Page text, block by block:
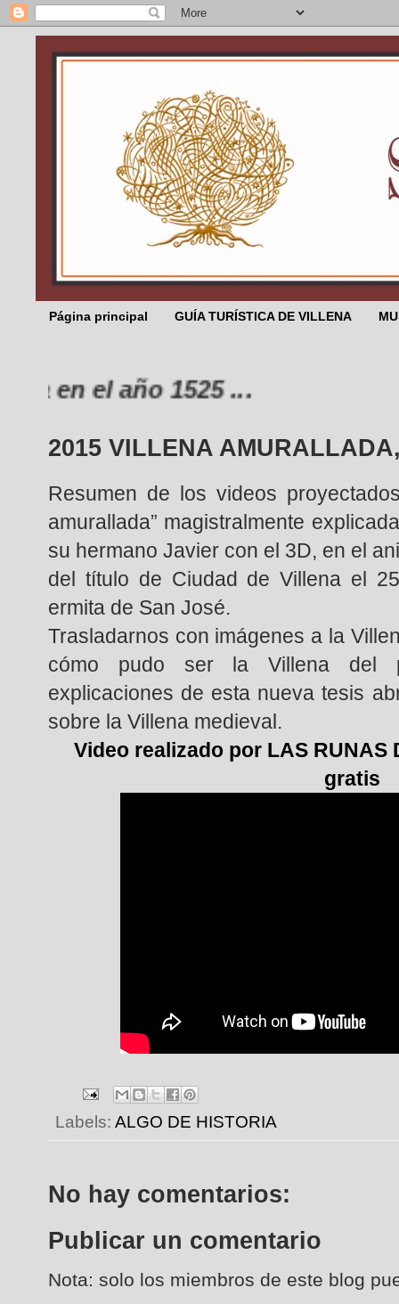
Página principal GUÍA TURÍSTICA DE VILLENA
el año 1525 ...
2015 VILLENA
Resumen de los videos
amurallada” magistralmente
su hermano Javier con el 3D, en el
del título de Ciudad de Villena el
ermita de San José.
Trasladarnos con imágenes a la
cómo pudo ser la Villena del
explicaciones de esta nueva tesis
sobre la Villena medieval.
Video realizado por LAS RUNAS
gratis
Labels: ALGO DE HISTORIA
No hay comentarios:
Publicar un comentario
Nota: solo los miembros de este blog